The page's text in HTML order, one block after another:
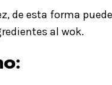
de esta forma
al wok.